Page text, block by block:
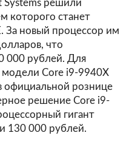
Systems решили
которого станет
За новый процессор им
что
000 рублей. Для
модели Core i9-9940X
официальной рознице
решение Core i9-
гигант
130 000 рублей.